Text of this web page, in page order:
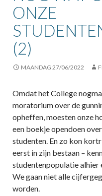
ONZE
(2)
MAANDAG 27/06/2022
Omdat het College
moratorium over de
opheffen, moesten onze
een boekje opendoen
studenten. En zo kon
eerst in zijn bestaan –
studentenpopulatie alhier
We gaan niet alle
worden.